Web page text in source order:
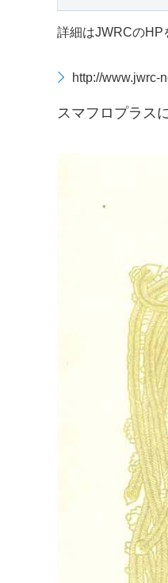
詳細はJWRCのHP
http://www.jwrc-
スマフロプラス